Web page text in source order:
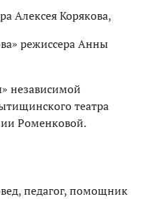
Алексея Корякова,
режиссера Анны
независимой
театра
Роменковой.
педагог, помощник